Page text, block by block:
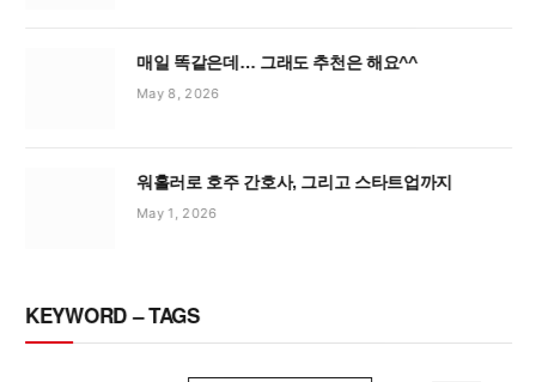
매일 똑같은데… 그래도 추천은 해요^^
May 8, 2026
워홀러로 호주 간호사, 그리고 스타트업까지
May 1, 2026
KEYWORD – TAGS